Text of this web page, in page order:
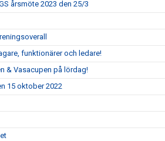
årsmöte 2023 den 25/3
funktionärer och ledare!
& Vasacupen på lördag!
15 oktober 2022